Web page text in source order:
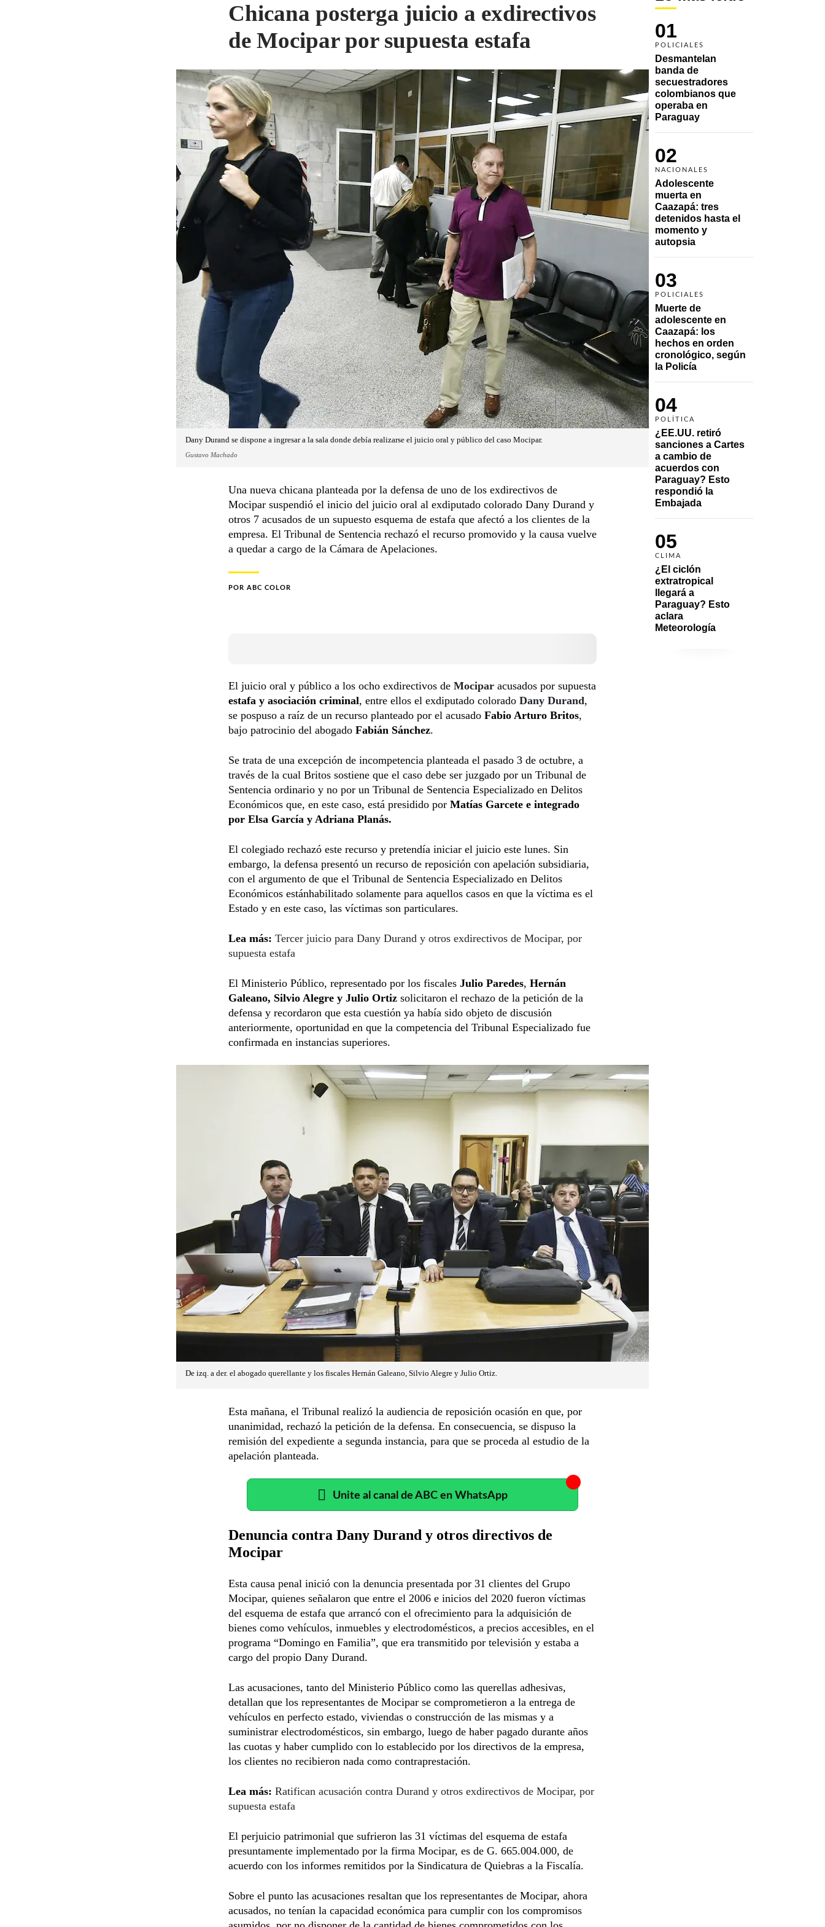
01
POLICIALES
Desmantelan
banda de
secuestradores
colombianos que
operaba en
Paraguay
02
NACIONALES
Adolescente
muerta en
Caazapá: tres
detenidos hasta el
momento y
autopsia
03
POLICIALES
Muerte de
adolescente en
Caazapá: los
hechos en orden
cronológico, según
la Policía
04
POLÍTICA
¿EE.UU. retiró
sanciones a Cartes
a cambio de
acuerdos con
Paraguay? Esto
respondió la
Embajada
05
CLIMA
¿El ciclón
extratropical
llegará a
Paraguay? Esto
aclara
Meteorología
Chicana posterga juicio a exdirectivos
de Mocipar por supuesta estafa
Dany Durand se dispone a ingresar a la sala donde debía realizarse el juicio oral y público del caso Mocipar.
Gustavo Machado
Una nueva chicana planteada por la defensa de uno de los exdirectivos de
Mocipar suspendió el inicio del juicio oral al exdiputado colorado Dany Durand y
otros 7 acusados de un supuesto esquema de estafa que afectó a los clientes de la
empresa. El Tribunal de Sentencia rechazó el recurso promovido y la causa vuelve
a quedar a cargo de la Cámara de Apelaciones.
POR ABC COLOR
El juicio oral y público a los ocho exdirectivos de Mocipar acusados por supuesta
estafa y asociación criminal, entre ellos el exdiputado colorado Dany Durand,
se pospuso a raíz de un recurso planteado por el acusado Fabio Arturo Britos,
bajo patrocinio del abogado Fabián Sánchez.
Se trata de una excepción de incompetencia planteada el pasado 3 de octubre, a
través de la cual Britos sostiene que el caso debe ser juzgado por un Tribunal de
Sentencia ordinario y no por un Tribunal de Sentencia Especializado en Delitos
Económicos que, en este caso, está presidido por Matías Garcete e integrado
por Elsa García y Adriana Planás.
El colegiado rechazó este recurso y pretendía iniciar el juicio este lunes. Sin
embargo, la defensa presentó un recurso de reposición con apelación subsidiaria,
con el argumento de que el Tribunal de Sentencia Especializado en Delitos
Económicos estánhabilitado solamente para aquellos casos en que la víctima es el
Estado y en este caso, las víctimas son particulares.
Lea más: Tercer juicio para Dany Durand y otros exdirectivos de Mocipar, por
supuesta estafa
El Ministerio Público, representado por los fiscales Julio Paredes, Hernán
Galeano, Silvio Alegre y Julio Ortiz solicitaron el rechazo de la petición de la
defensa y recordaron que esta cuestión ya había sido objeto de discusión
anteriormente, oportunidad en que la competencia del Tribunal Especializado fue
confirmada en instancias superiores.
De izq. a der. el abogado querellante y los fiscales Hernán Galeano, Silvio Alegre y Julio Ortiz.
Esta mañana, el Tribunal realizó la audiencia de reposición ocasión en que, por
unanimidad, rechazó la petición de la defensa. En consecuencia, se dispuso la
remisión del expediente a segunda instancia, para que se proceda al estudio de la
apelación planteada.
Unite al canal de ABC en WhatsApp
Denuncia contra Dany Durand y otros directivos de
Mocipar
Esta causa penal inició con la denuncia presentada por 31 clientes del Grupo
Mocipar, quienes señalaron que entre el 2006 e inicios del 2020 fueron víctimas
del esquema de estafa que arrancó con el ofrecimiento para la adquisición de
bienes como vehículos, inmuebles y electrodomésticos, a precios accesibles, en el
programa “Domingo en Familia”, que era transmitido por televisión y estaba a
cargo del propio Dany Durand.
Las acusaciones, tanto del Ministerio Público como las querellas adhesivas,
detallan que los representantes de Mocipar se comprometieron a la entrega de
vehículos en perfecto estado, viviendas o construcción de las mismas y a
suministrar electrodomésticos, sin embargo, luego de haber pagado durante años
las cuotas y haber cumplido con lo establecido por los directivos de la empresa,
los clientes no recibieron nada como contraprestación.
Lea más: Ratifican acusación contra Durand y otros exdirectivos de Mocipar, por
supuesta estafa
El perjuicio patrimonial que sufrieron las 31 víctimas del esquema de estafa
presuntamente implementado por la firma Mocipar, es de G. 665.004.000, de
acuerdo con los informes remitidos por la Sindicatura de Quiebras a la Fiscalía.
Sobre el punto las acusaciones resaltan que los representantes de Mocipar, ahora
acusados, no tenían la capacidad económica para cumplir con los compromisos